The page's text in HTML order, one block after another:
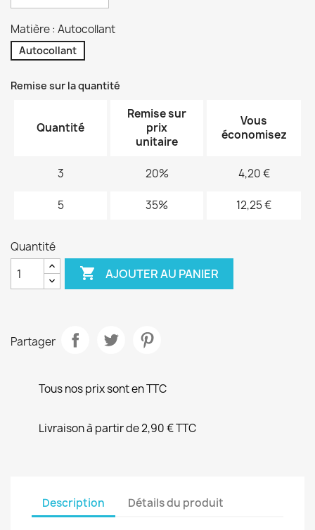
Matière : Autocollant
Autocollant
Remise sur la quantité
Quantité
Remise sur
prix
unitaire
Vous
économisez
3 20% 4,20 €
5 35% 12,25 €
Quantité
 AJOUTER AU PANIER
Partager
Tous nos prix sont en TTC
Livraison à partir de 2,90 € TTC
Description Détails du produit